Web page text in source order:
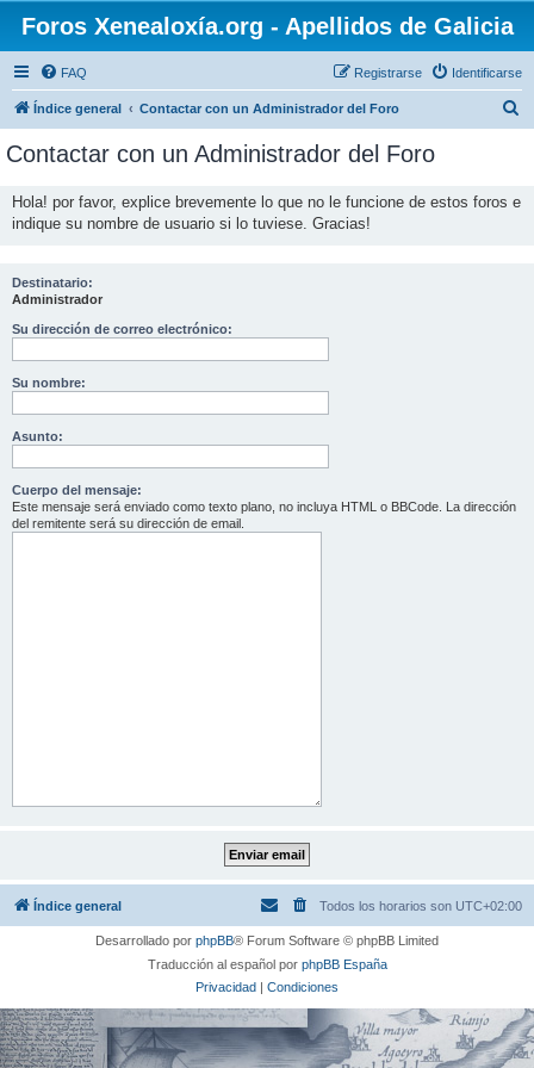
Foros Xenealoxía.org - Apellidos de Galicia
FAQ Identificarse
Registrarse
Índice general Contactar con un Administrador del Foro
Contactar con un Administrador del Foro
Hola! por favor, explice brevemente lo que no le funcione de estos foros e
indique su nombre de usuario si lo tuviese. Gracias!
Destinatario:
Administrador
Su dirección de correo electrónico:
Su nombre:
Asunto:
Cuerpo del mensaje:
Este mensaje será enviado como texto plano, no incluya HTML o BBCode. La dirección
del remitente será su dirección de email.
Índice general Todos los horarios son UTC+02:00
Desarrollado por phpBB® Forum Software © phpBB Limited
Traducción al español por phpBB España
Privacidad | Condiciones